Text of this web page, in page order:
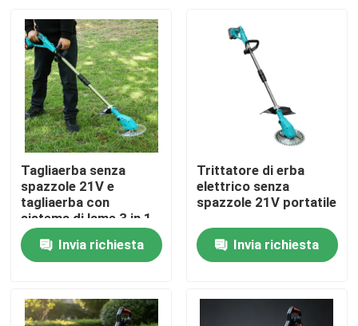
Casa.
Tagliaerba senza
spazzole 21V e
tagliaerba con
sistema di lame 3 in 1
Invia richiesta
Trittatore di erba
elettrico senza
spazzole 21V portatile
Invia richiesta